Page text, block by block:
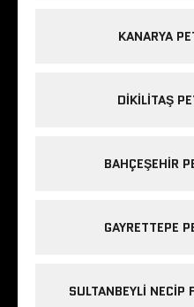
KANARYA
DIKILITAŞ
BAHÇEŞEHIR
GAYRETTEPE
SULTANBEYLI NECIP